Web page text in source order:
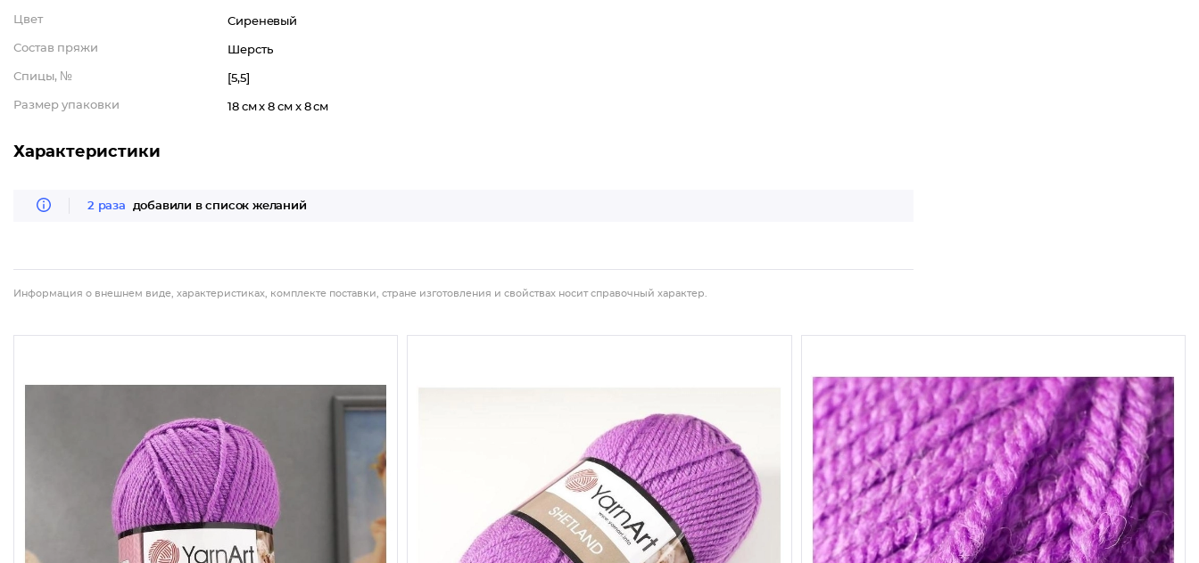
Цвет Сиреневый
Состав пряжи Шерсть
Спицы, № [5,5]
Размер упаковки 18 см x 8 см x 8 см
Характеристики
2 раза добавили в список желаний
Информация о внешнем виде, характеристиках, комплекте поставки, стране изготовления и свойствах носит справочный характер.